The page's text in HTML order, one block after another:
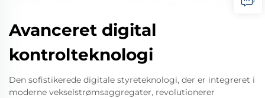
Avanceret digital
kontrolteknologi
Den sofistikerede digitale styreteknologi, der er integreret i
moderne vekselstrømsaggregater, revolutionerer